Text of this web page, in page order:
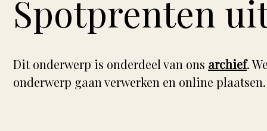
Spotprenten
Dit onderwerp is onderdeel van ons archief.
onderwerp gaan verwerken en online plaatsen.